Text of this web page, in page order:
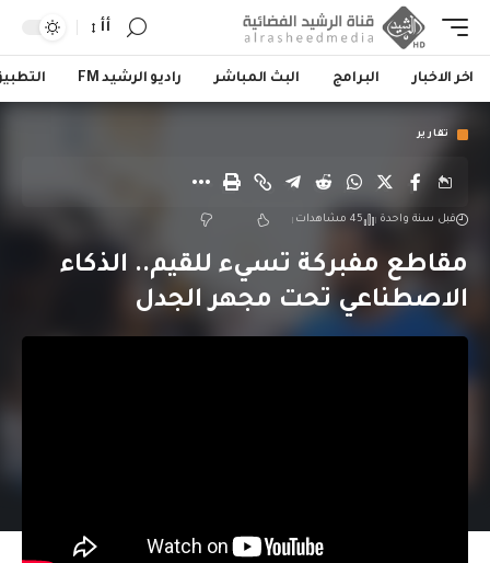
أأ
اخر الاخبار البرامج البث المباشر راديو الرشيد FM
تقارير
قبل سنة واحدة 45 مشاهدات
مقاطع مفبركة تسيء للقيم.. الذكاء
الاصطناعي تحت مجهر الجدل